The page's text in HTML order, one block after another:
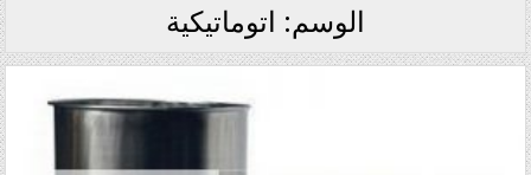
الوسم: اتوماتيكية